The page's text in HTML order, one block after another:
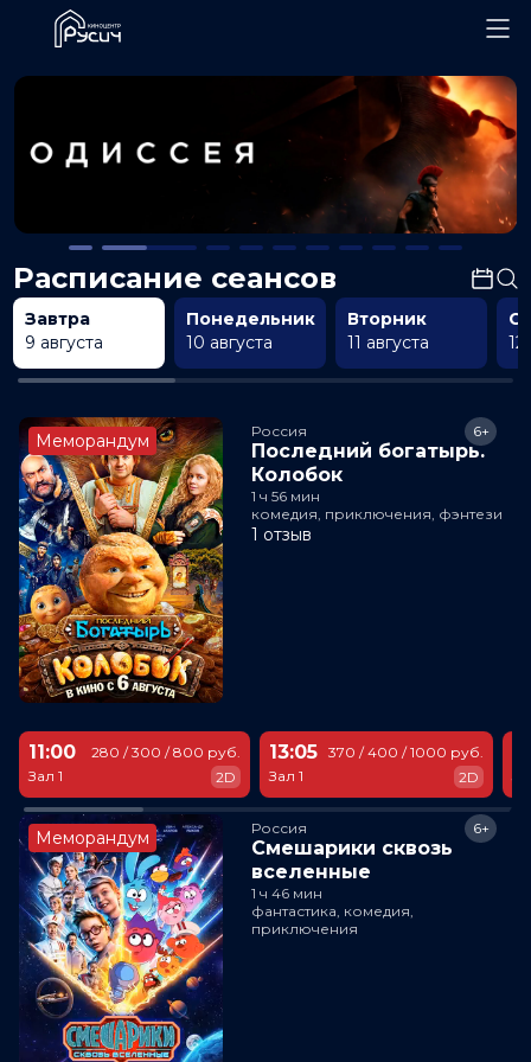
Расписание сеансов
Завтра
9 августа
Понедельник
10 августа
Вторник
11 августа
12
Меморандум Россия
Последний богатырь.
Колобок
6+
1 ч 56 мин
комедия, приключения, фэнтези
1 отзыв
11:00
Зал 1
280 / 300 / 800 руб.
2D
13:05
Зал 1
370 / 400 / 1000 руб.
2D
Меморандум Россия
Смешарики сквозь
вселенные
6+
1 ч 46 мин
фантастика, комедия,
приключения